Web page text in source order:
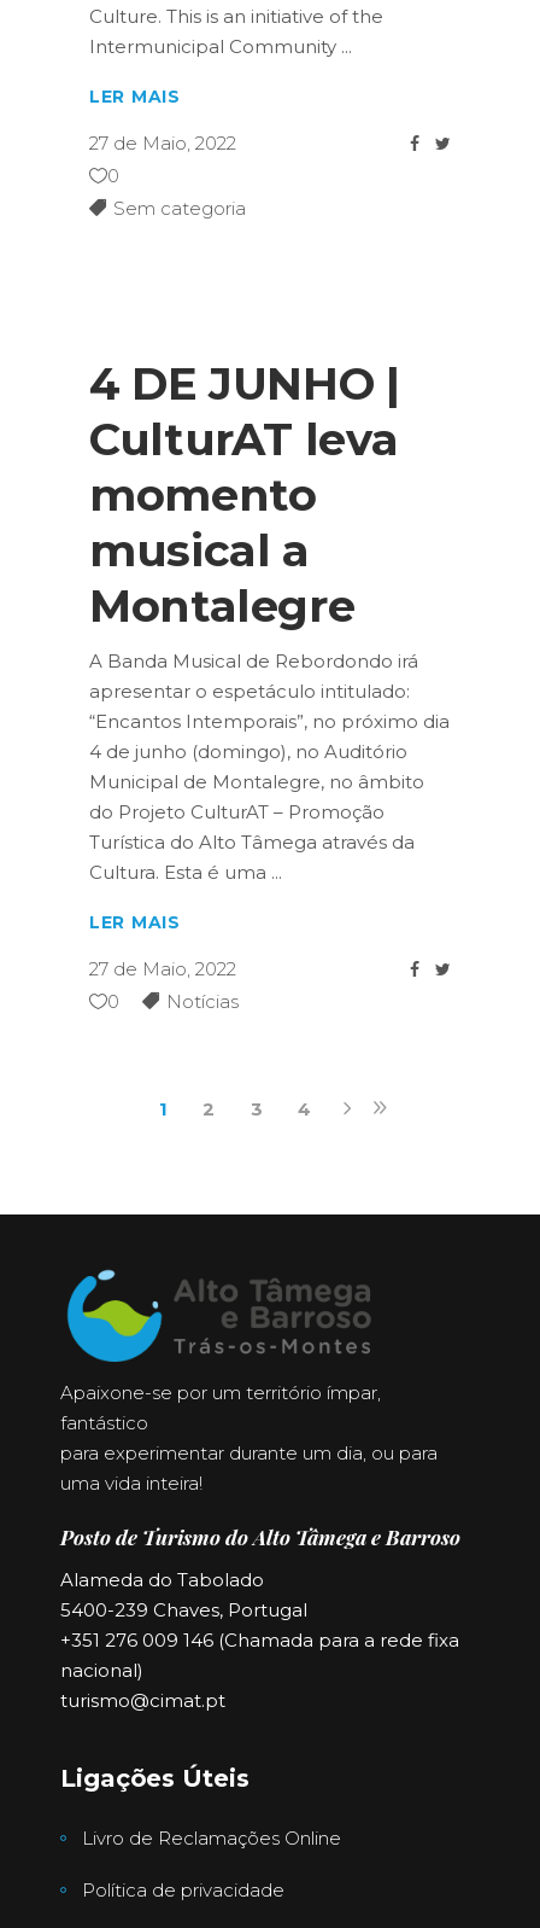
Culture. This is an initiative of the
Intermunicipal Community
LER MAIS
27 de Maio, 2022
0
Sem categoria
4 DE JUNHO |
CulturAT leva
momento
musical a
Montalegre
A Banda Musical de Rebordondo irá
apresentar o espetáculo intitulado:
“Encantos Intemporais”, no próximo dia
4 de junho (domingo), no Auditório
Municipal de Montalegre, no âmbito
do Projeto CulturAT – Promoção
Turística do Alto Tâmega através da
Cultura. Esta é uma
LER MAIS
27 de Maio, 2022
0
Notícias
1 2 3 4
Apaixone-se por um território ímpar,
fantástico
para experimentar durante um dia, ou para
uma vida inteira!
Posto de Turismo do Alto Tâmega e Barroso
Alameda do Tabolado
5400-239 Chaves, Portugal
+351 276 009 146 (Chamada para a rede fixa
nacional)
turismo@cimat.pt
Ligações Úteis
Livro de Reclamações Online
Política de privacidade